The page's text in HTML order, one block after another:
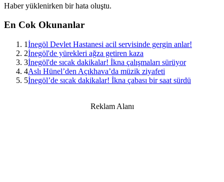
Haber yüklenirken bir hata oluştu.
En Cok Okunanlar
1İnegöl Devlet Hastanesi acil servisinde gergin anlar!
2İnegöl'de yürekleri ağza getiren kaza
3İnegöl'de sıcak dakikalar! İkna çalışmaları sürüyor
4Aslı Hünel’den Açıkhava’da müzik ziyafeti
5İnegöl’de sıcak dakikalar! İkna çabası bir saat sürdü
Reklam Alanı